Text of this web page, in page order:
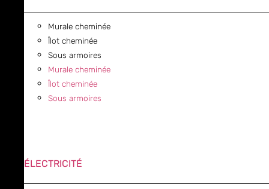
Murale cheminée
Îlot cheminée
Sous armoires
Murale cheminée
Îlot cheminée
Sous armoires
ÉLECTRICITÉ